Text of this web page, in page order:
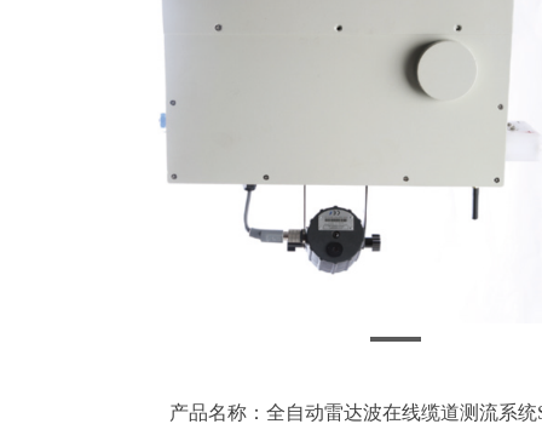
产品名称：全自动雷达波在线缆道测流系统